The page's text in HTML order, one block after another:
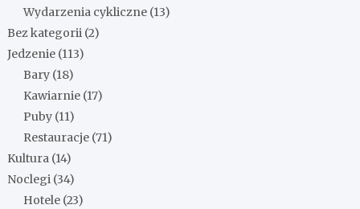
Wydarzenia cykliczne (13)
Bez kategorii (2)
Jedzenie (113)
Bary (18)
Kawiarnie (17)
Puby (11)
Restauracje (71)
Kultura (14)
Noclegi (34)
Hotele (23)